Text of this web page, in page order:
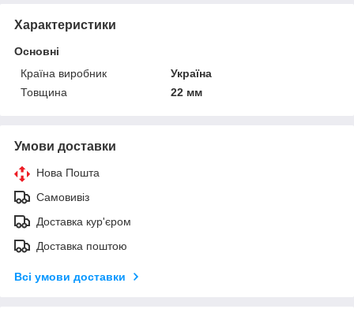
Характеристики
Основні
Країна виробник
Україна
Товщина
22 мм
Умови доставки
Нова Пошта
Самовивіз
Доставка кур'єром
Доставка поштою
Всі умови доставки